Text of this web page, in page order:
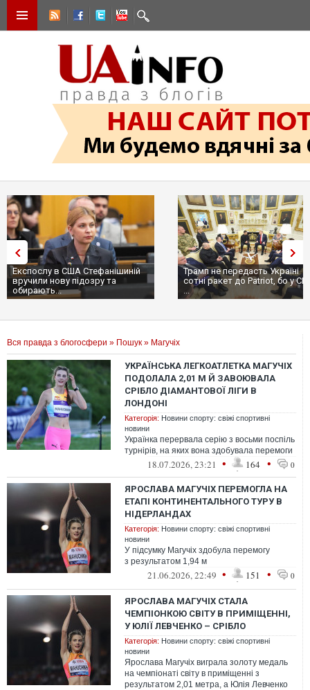
Експослу в США Стефанішиній
вручили нову підозру та
обирають...
Трамп не передасть Україні
сотні ракет до Patriot, бо у
...
Вся правда з блогосфери » Пошук » Магучіх
УКРАЇНСЬКА ЛЕГКОАТЛЕТКА МАГУЧІХ
ПОДОЛАЛА 2,01 М Й ЗАВОЮВАЛА
СРІБЛО ДІАМАНТОВОЇ ЛІГИ В
ЛОНДОНІ
Категорія: Новини спорту: свіжі спортивні
новини
Українка перервала серію з восьми поспіль
турнірів, на яких вона здобувала перемоги
18.07.2026, 23:21 • 164 • 0
ЯРОСЛАВА МАГУЧІХ ПЕРЕМОГЛА НА
ЕТАПІ КОНТИНЕНТАЛЬНОГО ТУРУ В
НІДЕРЛАНДАХ
Категорія: Новини спорту: свіжі спортивні
новини
У підсумку Магучіх здобула перемогу
з результатом 1,94 м
21.06.2026, 22:49 • 151 • 0
ЯРОСЛАВА МАГУЧІХ СТАЛА
ЧЕМПІОНКОЮ СВІТУ В ПРИМІЩЕННІ,
У ЮЛІЇ ЛЕВЧЕНКО – СРІБЛО
Категорія: Новини спорту: свіжі спортивні
новини
Ярослава Магучіх виграла золоту медаль
на чемпіонаті світу в приміщенні з
результатом 2,01 метра, а Юлія Левченко